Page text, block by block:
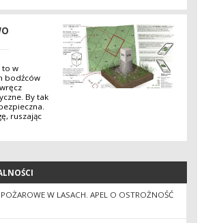
to w
bodźców
By tak
ruszając
W LASACH. APEL O OSTROŻNOŚĆ